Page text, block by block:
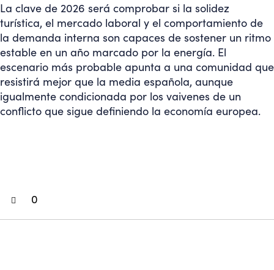
La clave de 2026 será comprobar si la solidez
turística, el mercado laboral y el comportamiento de
la demanda interna son capaces de sostener un ritmo
estable en un año marcado por la energía. El
escenario más probable apunta a una comunidad que
resistirá mejor que la media española, aunque
igualmente condicionada por los vaivenes de un
conflicto que sigue definiendo la economía europea.
0